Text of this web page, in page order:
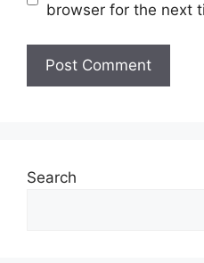
browser for the next
Search